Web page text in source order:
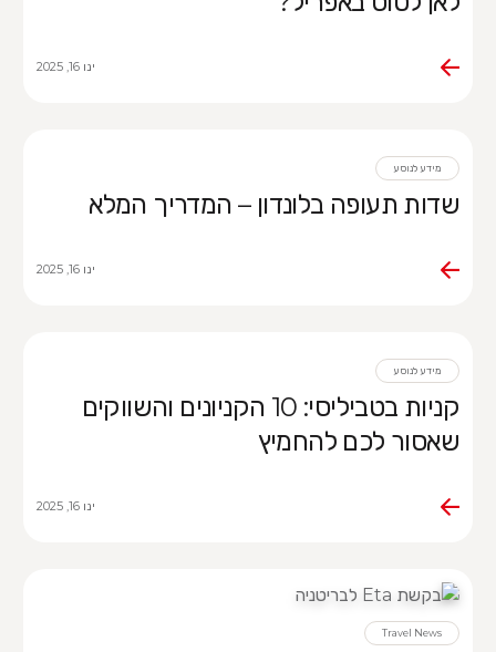
ינו 16, 2025
מידע לנוסע
שדות תעופה בלונדון – המדריך המלא
ינו 16, 2025
מידע לנוסע
קניות בטביליסי: 10 הקניונים והשווקים
שאסור לכם להחמיץ
ינו 16, 2025
Travel News